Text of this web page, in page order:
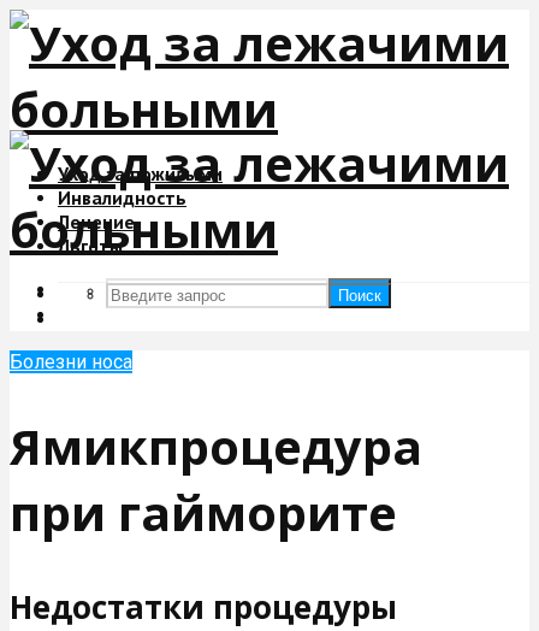
Уход за пожилыми
Инвалидность
Лечение
Льготы
Поиск
Поиск
Болезни носа
Ямикпроцедура
при гайморите
Недостатки процедуры